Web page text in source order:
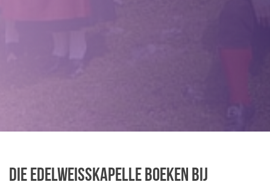
Die Edelweisskapelle boeken bij